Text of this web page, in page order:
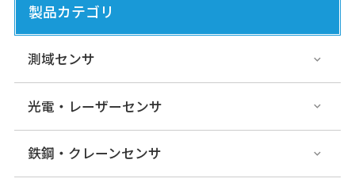
PEY
光電・レーザーセンサ アンプ内蔵
形センサ
製品カテゴリ
測域センサ
光電・レーザーセンサ
鉄鋼・クレーンセンサ